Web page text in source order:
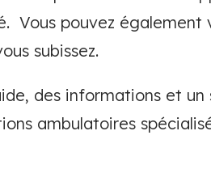
Vous pouvez également
subissez.
des informations et un
ambulatoires